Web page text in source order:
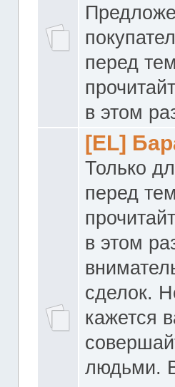
перед
в этом
[EL]
Только
перед
в этом
сделок.
кажется
людьми.